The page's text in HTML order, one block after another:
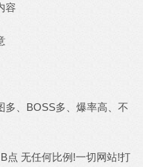
容
、BOSS多、爆率高、不
无任何比例!一切网站!打